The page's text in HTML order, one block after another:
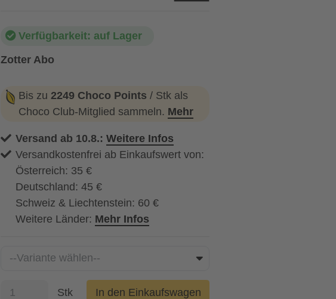
Verfügbarkeit: auf Lager
Zotter Abo
Bis zu 2249 Choco Points / Stk als
Choco Club-Mitglied sammeln. Mehr
Versand ab 10.8.: Weitere Infos
Versandkostenfrei ab Einkaufswert von:
Österreich: 35 €
Deutschland: 45 €
Schweiz & Liechtenstein: 60 €
Weitere Länder: Mehr Infos
Stk In den Einkaufswagen